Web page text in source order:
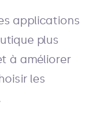
applications
plus
à améliorer
les